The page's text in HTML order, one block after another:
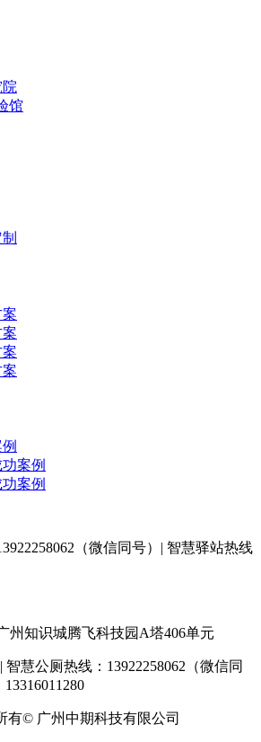
馆
案例
案例
（微信同号）| 智慧驿站热线
州知识城腾飞科技园A塔406单元
智慧公厕热线：13922258062（微信同
有© 广州中期科技有限公司